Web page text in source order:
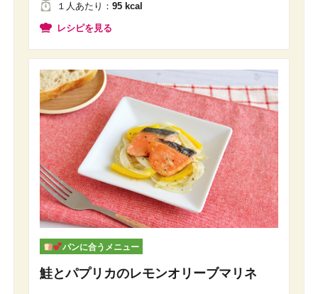
１人あたり ： 95 kcal
レシピを見る
パンに合うメニュー
鮭とパプリカのレモンオリーブマリネ